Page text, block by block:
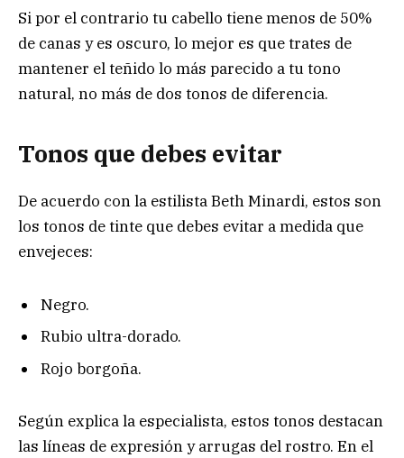
Si por el contrario tu cabello tiene menos de 50%
de canas y es oscuro, lo mejor es que trates de
mantener el teñido lo más parecido a tu tono
natural, no más de dos tonos de diferencia.
Tonos que debes evitar
De acuerdo con la estilista Beth Minardi, estos son
los tonos de tinte que debes evitar a medida que
envejeces:
Negro.
Rubio ultra-dorado.
Rojo borgoña.
Según explica la especialista, estos tonos destacan
las líneas de expresión y arrugas del rostro. En el